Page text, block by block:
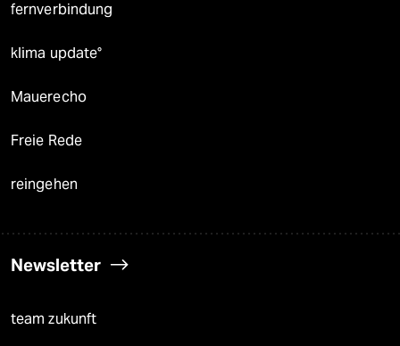
fernverbindung
klima update°
Mauerecho
Freie Rede
reingehen
Newsletter
team zukunft